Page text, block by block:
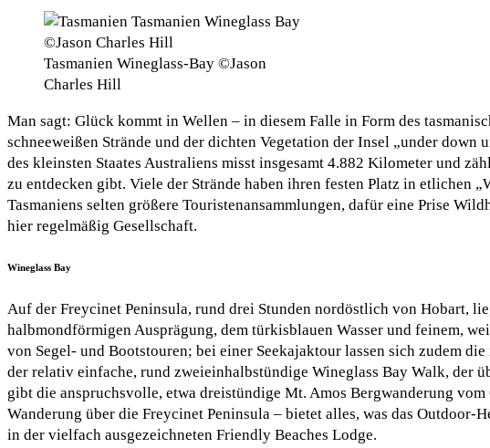
Tasmanien Wineglass-Bay ©Jason
Charles Hill
Man sagt: Glück kommt in Wellen – in diesem Falle in Form des
schneeweißen Strände und der dichten Vegetation der Insel „under
des kleinsten Staates Australiens misst insgesamt 4.882 Kilometer und
zu entdecken gibt. Viele der Strände haben ihren festen Platz in etlichen
Tasmaniens selten größere Touristenansammlungen, dafür eine Prise
hier regelmäßig Gesellschaft.
Wineglass Bay
Auf der Freycinet Peninsula, rund drei Stunden nordöstlich von Hobart,
halbmondförmigen Ausprägung, dem türkisblauen Wasser und feinem,
von Segel- und Bootstouren; bei einer Seekajaktour lassen sich zudem
der relativ einfache, rund zweieinhalbstündige Wineglass Bay Walk, der
gibt die anspruchsvolle, etwa dreistündige Mt. Amos Bergwanderung
Wanderung über die Freycinet Peninsula – bietet alles, was das
in der vielfach ausgezeichneten Friendly Beaches Lodge.